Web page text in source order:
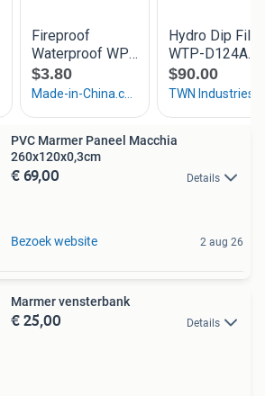
PVC Marmer Paneel Macchia
260x120x0,3cm
€ 69,00 Details
Bezoek website 2 aug 26
Marmer vensterbank
€ 25,00 Details